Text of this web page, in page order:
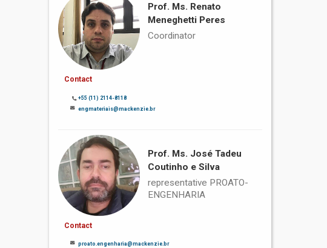
Prof. Ms. Renato
Meneghetti Peres
Coordinator
Contact
+55 (11) 2114-8118
engmateriais@mackenzie.br
Prof. Ms. José Tadeu
Coutinho e Silva
representative PROATO-
ENGENHARIA
Contact
proato.engenharia@mackenzie.br